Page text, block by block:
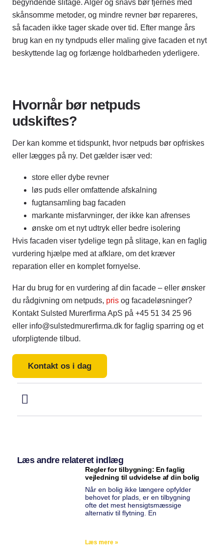
begyndende slitage. Alger og snavs bør fjernes med
skånsomme metoder, og mindre revner bør repareres,
så facaden ikke tager skade over tid. Efter mange års
brug kan en ny tyndpuds eller maling give facaden et nyt
beskyttende lag og forlænge holdbarheden yderligere.
Hvornår bør netpuds
udskiftes?
Der kan komme et tidspunkt, hvor netpuds bør opfriskes
eller lægges på ny. Det gælder især ved:
store eller dybe revner
løs puds eller omfattende afskalning
fugtansamling bag facaden
markante misfarvninger, der ikke kan afrenses
ønske om et nyt udtryk eller bedre isolering
Hvis facaden viser tydelige tegn på slitage, kan en faglig
vurdering hjælpe med at afklare, om det kræver
reparation eller en komplet fornyelse.
Har du brug for en vurdering af din facade – eller ønsker
du rådgivning om netpuds, pris og facadeløsninger?
Kontakt Sulsted Murerfirma ApS på +45 51 34 25 96
eller info@sulstedmurerfirma.dk for faglig sparring og et
uforpligtende tilbud.
Kontakt os i dag
Læs andre relateret indlæg
Regler for tilbygning: En faglig
vejledning til udvidelse af din bolig
Når en bolig ikke længere opfylder
behovet for plads, er en tilbygning
ofte det mest hensigtsmæssige
alternativ til flytning. En
Læs mere »